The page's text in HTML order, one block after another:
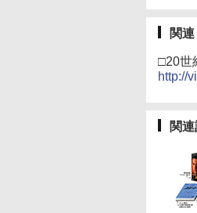
関
□20世
http://
関